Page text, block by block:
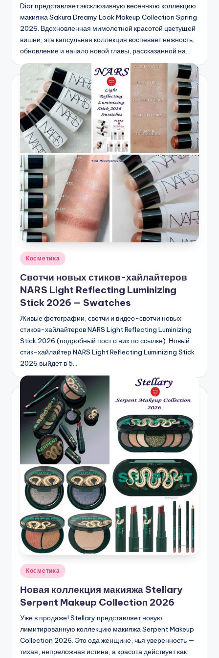
Dior представляет эксклюзивную весеннюю коллекцию
макияжа Sakura Dreamy Look Makeup Collection Spring
2026. Вдохновленная мимолетной красотой цветущей
вишни, эта капсульная коллекция воспевает нежность,
обновление и начало новой главы, рассказанной на…
Опубликовано
Косметика
Свотчи новых стиков-хайлайтеров
NARS Light Reflecting Luminizing
Stick 2026 — Swatches
Живые фотографии, свотчи и видео-свотчи новых
стиков-хайлайтеров NARS Light Reflecting Luminizing
Stick 2026 (подробный пост о них по ссылке). Новый
стик-хайлайтер NARS Light Reflecting Luminizing Stick
2026 выйдет в 5…
Опубликовано
Косметика
Новая коллекция макияжа Stellary
Serpent Makeup Collection 2026
Уже в продаже! Stellary представляет новую
лимитированную коллекцию макияжа Serpent Makeup
Collection 2026. Это ода женщине, чья уверенность —
тихая, непреложная истина, а красота действует как